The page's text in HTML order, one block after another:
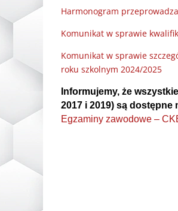
Harmonogram
Komunikat w sprawie
Komunikat w sprawie
roku szkolnym 2024/2025
Informujemy, że
2017 i 2019) są dostępne
Egzaminy zawodowe –